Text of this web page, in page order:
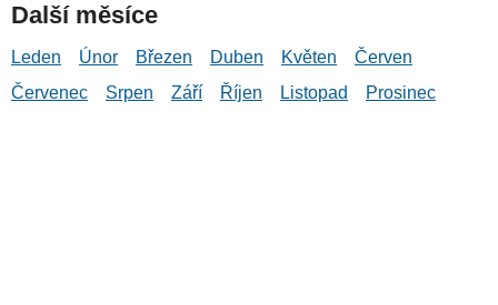
Další měsíce
Leden Únor Březen Duben Květen
Červen
Červenec
Srpen Září Říjen Listopad Prosinec